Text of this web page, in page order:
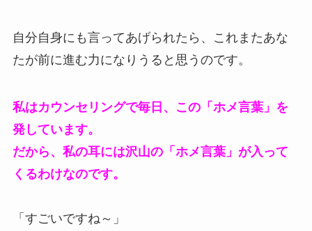
自分自身にも言ってあげられたら、これまたあな
たが前に進む力になりうると思うのです。
私はカウンセリングで毎日、この「ホメ言葉」を
発しています。
だから、私の耳には沢山の「ホメ言葉」が入って
くるわけなのです。
「すごいですね～」